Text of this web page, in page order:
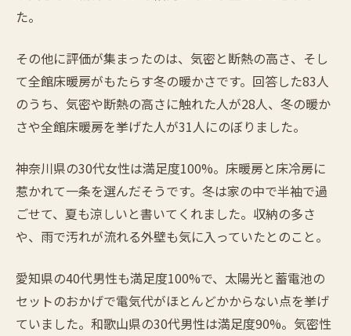
た。
その他に評価が集まったのは、気密と断熱の高さ、そし
て全館床暖房がもたらす冬の暖かさです。回答した83人
のうち、気密や断熱の高さに触れた人が28人、冬の暖か
さや全館床暖房を挙げた人が31人にのぼりました。
神奈川県の30代女性は満足度100%。床暖房と床冷房に
惹かれて一条を選んだそうです。冬は家の中で半袖で過
ごせて、夏も涼しいと書いてくれました。収納の多さ
や、雨で汚れが流れる外壁も気に入っていたとのこと。
愛知県の40代男性も満足度100%で、太陽光と蓄電池の
セットのおかげで電気代がほとんどかからない点を挙げ
ていました。和歌山県の30代男性は満足度90%。気密性